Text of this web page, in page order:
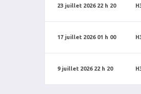
23 juillet 2026 22 h 20
17 juillet 2026 01 h 00
9 juillet 2026 22 h 20